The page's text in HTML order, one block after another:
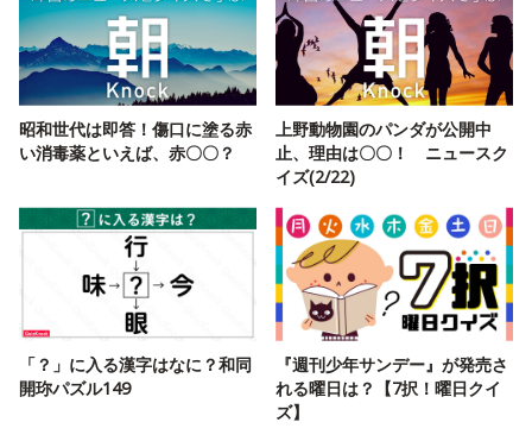
昭和世代は即答！傷口に塗る赤
い消毒薬といえば、赤〇〇？
上野動物園のパンダが公開中
止、理由は〇〇！ ニュースク
イズ(2/22)
「？」に入る漢字はなに？和同
開珎パズル149
『週刊少年サンデー』が発売さ
れる曜日は？【7択！曜日クイ
ズ】